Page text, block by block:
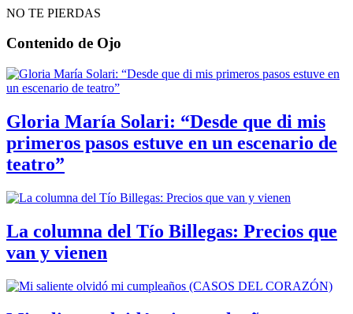
NO TE PIERDAS
Contenido de Ojo
Gloria María Solari: “Desde que di mis
primeros pasos estuve en un escenario de
teatro”
La columna del Tío Billegas: Precios que
van y vienen